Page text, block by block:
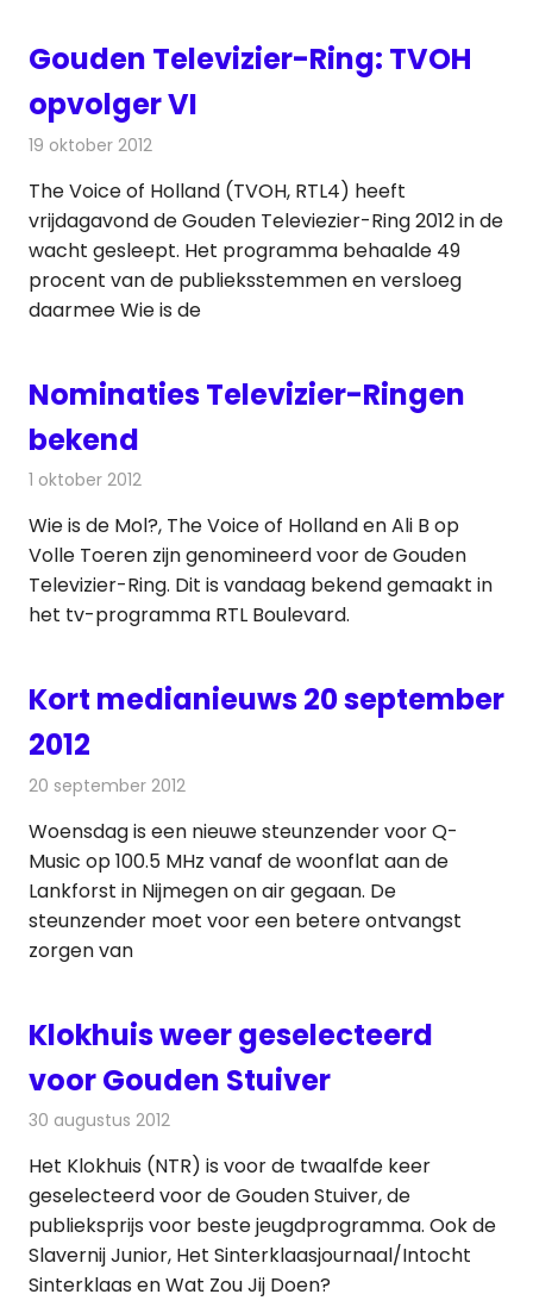
Gouden Televizier-Ring: TVOH
opvolger VI
19 oktober 2012
The Voice of Holland (TVOH, RTL4) heeft
vrijdagavond de Gouden Televiezier-Ring 2012 in de
wacht gesleept. Het programma behaalde 49
procent van de publieksstemmen en versloeg
daarmee Wie is de
Nominaties Televizier-Ringen
bekend
1 oktober 2012
Wie is de Mol?, The Voice of Holland en Ali B op
Volle Toeren zijn genomineerd voor de Gouden
Televizier-Ring. Dit is vandaag bekend gemaakt in
het tv-programma RTL Boulevard.
Kort medianieuws 20 september
2012
20 september 2012
Woensdag is een nieuwe steunzender voor Q-
Music op 100.5 MHz vanaf de woonflat aan de
Lankforst in Nijmegen on air gegaan. De
steunzender moet voor een betere ontvangst
zorgen van
Klokhuis weer geselecteerd
voor Gouden Stuiver
30 augustus 2012
Het Klokhuis (NTR) is voor de twaalfde keer
geselecteerd voor de Gouden Stuiver, de
publieksprijs voor beste jeugdprogramma. Ook de
Slavernij Junior, Het Sinterklaasjournaal/Intocht
Sinterklaas en Wat Zou Jij Doen?